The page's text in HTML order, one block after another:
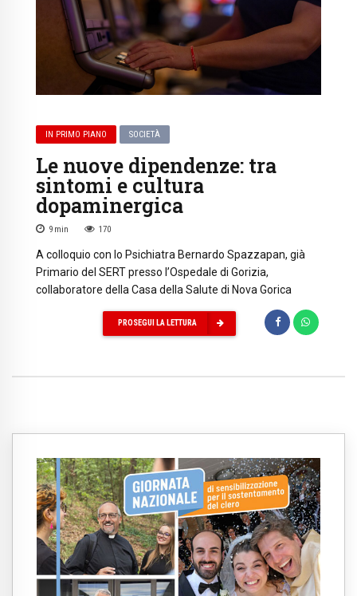
IN PRIMO PIANO SOCIETÀ
Le nuove dipendenze: tra
sintomi e cultura
dopaminergica
9 min 170
A colloquio con lo Psichiatra Bernardo Spazzapan, già
Primario del SERT presso l’Ospedale di Gorizia,
collaboratore della Casa della Salute di Nova Gorica
PROSEGUI LA LETTURA